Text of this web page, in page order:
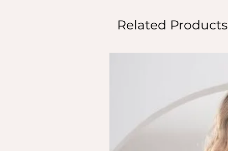
Related Products